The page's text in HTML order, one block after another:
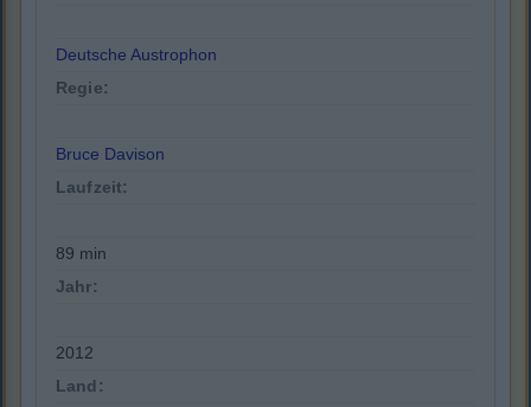
Deutsche Austrophon
Regie:
Bruce Davison
Laufzeit:
89 min
Jahr:
2012
Land: